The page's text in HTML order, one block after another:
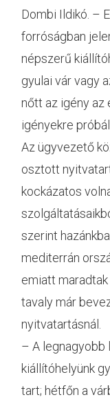
Dombi Ildikó. –
forróságban
népszerű
gyulai vár vagy
nőtt az igény az
igényekre
Az ügyvezető
osztott
kockázatos
szerint
mediterrán
emiatt
tavaly már
nyitvatartásnál.
– A legnagyobb
kiállítóhelyünk
tart; hétfőn a